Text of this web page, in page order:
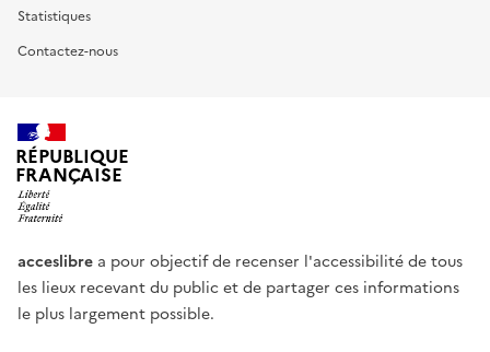
Statistiques
Contactez-nous
RÉPUBLIQUE
FRANÇAISE
acceslibre a pour objectif de recenser l'accessibilité de tous
les lieux recevant du public et de partager ces informations
le plus largement possible.